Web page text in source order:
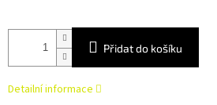
Přidat do košíku
Detailní informace